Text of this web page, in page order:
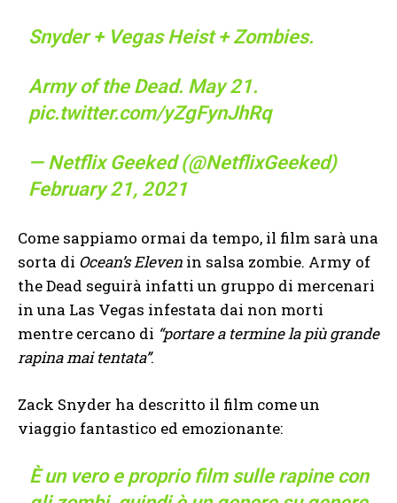
Snyder + Vegas Heist + Zombies.
Army of the Dead. May 21.
pic.twitter.com/yZgFynJhRq
— Netflix Geeked (@NetflixGeeked)
February 21, 2021
Come sappiamo ormai da tempo, il film sarà una
sorta di Ocean’s Eleven in salsa zombie. Army of
the Dead seguirà infatti un gruppo di mercenari
in una Las Vegas infestata dai non morti
mentre cercano di “portare a termine la più grande
rapina mai tentata”.
Zack Snyder ha descritto il film come un
viaggio fantastico ed emozionante:
È un vero e proprio film sulle rapine con